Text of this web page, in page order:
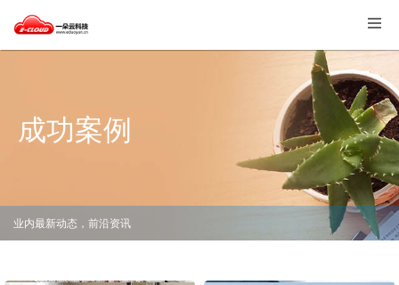
成功案例
业内最新动态，前沿资讯